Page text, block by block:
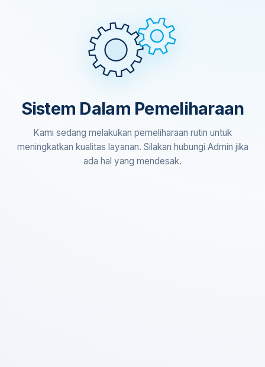
Sistem Dalam Pemeliharaan
Kami sedang melakukan pemeliharaan rutin untuk
meningkatkan kualitas layanan. Silakan hubungi Admin jika
ada hal yang mendesak.